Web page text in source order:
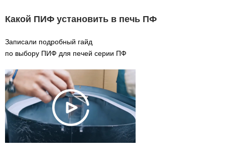
Какой ПИФ установить в печь ПФ
Записали подробный гайд
по выбору ПИФ для печей серии ПФ